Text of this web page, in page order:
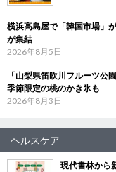
横浜高島屋で「韓国市場」
が集結
2026年8月5日
「山梨県笛吹川フルーツ公
季節限定の桃のかき氷も
2026年8月3日
ヘルスケア
現代書林から